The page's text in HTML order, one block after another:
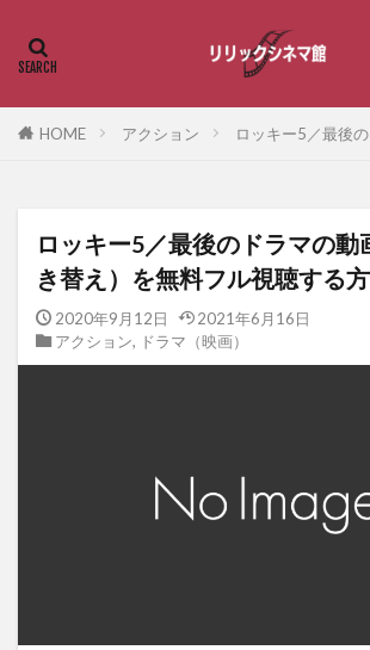
HOME アクション ロッキー5／最後
ロッキー5／最後のドラマの動
き替え）を無料フル視聴する
2020年9月12日
2021年6月16日
アクション, ドラマ（映画）